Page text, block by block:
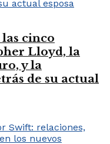
cinco
Lloyd, la
y la
de su actual